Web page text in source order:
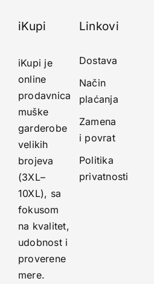
iKupi
iKupi je
online
prodavnica
muške
garderobe
velikih
brojeva
(3XL–
10XL), sa
fokusom
na kvalitet,
udobnost i
proverene
mere.
Linkovi
Dostava
Način
plaćanja
Zamena
i povrat
Politika
privatnosti